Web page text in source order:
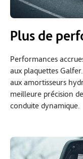
Plus de
Performances
aux plaquettes
aux amortisseurs
meilleure précision
conduite dynamique.